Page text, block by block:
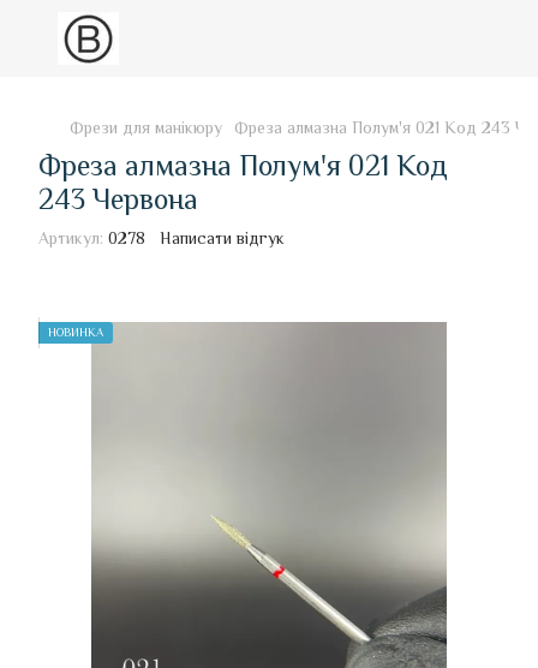
Фрези для манікюру Фреза алмазна Полум'я 021 Код 243
Фреза алмазна Полум'я 021 Код
243 Червона
Артикул: 0278 Написати відгук
НОВИНКА